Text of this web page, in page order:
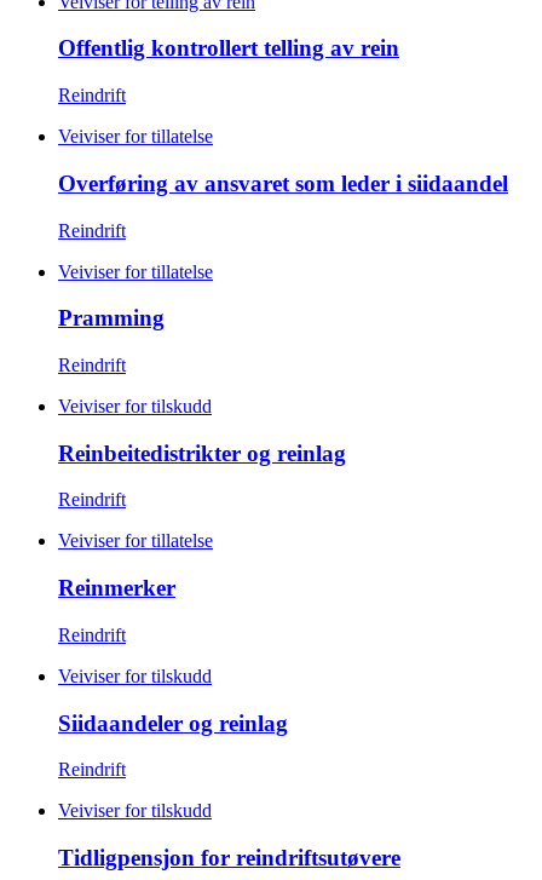
Offentlig kontrollert telling av rein
Reindrift
Veiviser for tillatelse
Overføring av ansvaret som leder i siidaandel
Reindrift
Veiviser for tillatelse
Pramming
Reindrift
Veiviser for tilskudd
Reinbeitedistrikter og reinlag
Reindrift
Veiviser for tillatelse
Reinmerker
Reindrift
Veiviser for tilskudd
Siidaandeler og reinlag
Reindrift
Veiviser for tilskudd
Tidligpensjon for reindriftsutøvere